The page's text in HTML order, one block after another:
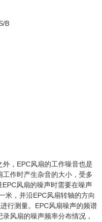
B
外，EPC风扇的工作噪音也是
作时产生杂音的大小，受多
风扇的噪声时需要在噪声
米，并沿EPC风扇转轴的方向
行测量。EPC风扇噪声的频谱
风扇的噪声频率分布情况，